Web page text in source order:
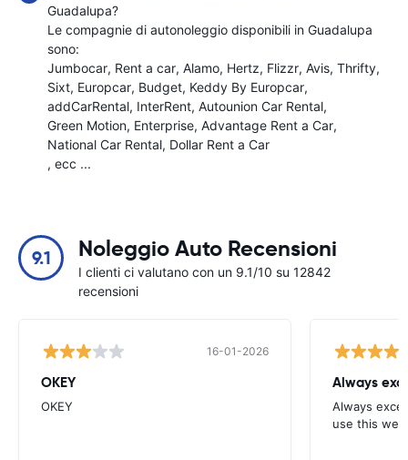
Guadalupa?
Le compagnie di autonoleggio disponibili in Guadalupa
sono:
Jumbocar Rent a car Alamo Hertz Flizzr Avis Thrifty
Sixt Europcar Budget Keddy By Europcar
addCarRental InterRent Autounion Car Rental
Green Motion Enterprise Advantage Rent a Car
National Car Rental Dollar Rent a Car
, ecc ...
9.1 Noleggio Auto Recensioni
I clienti ci valutano con un 9.1/10 su 12842
recensioni
16-01-2026
OKEY
OKEY
Always
Always
use this